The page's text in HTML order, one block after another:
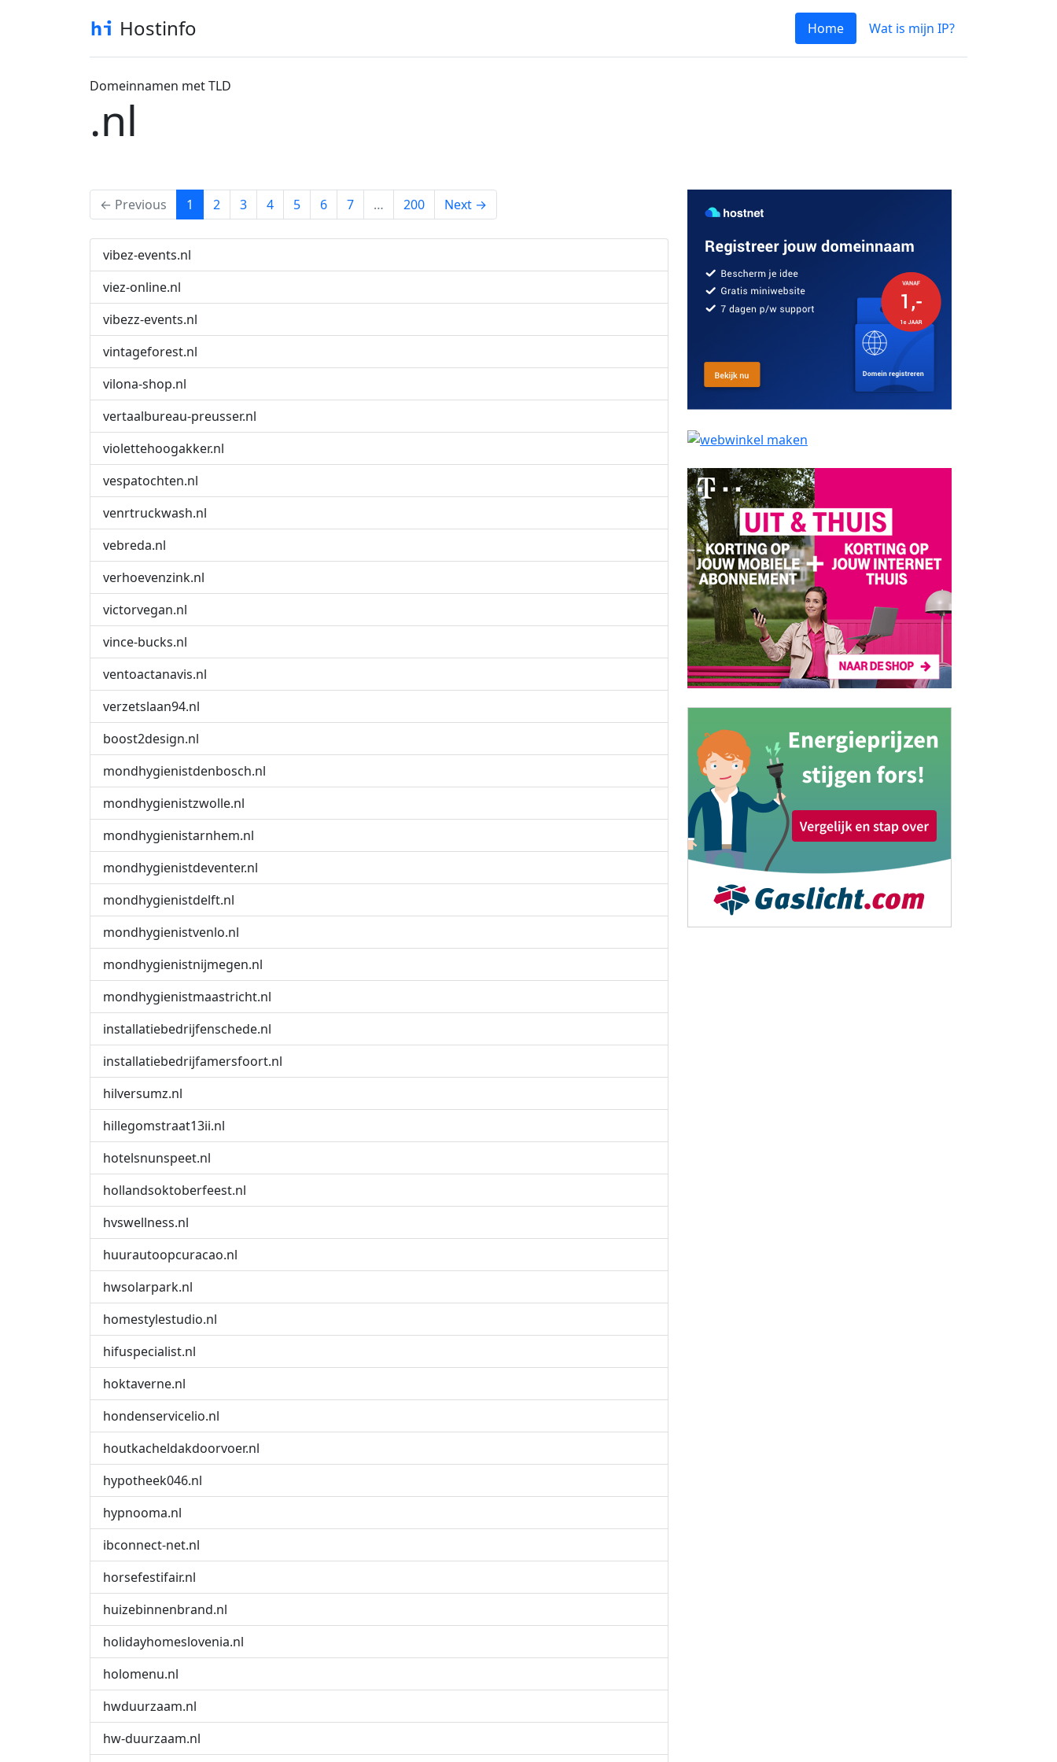
Hostinfo Home Wat is mijn IP?
Domeinnamen met TLD
.nl
← Previous 1 (current)
2 3 4 5 6 7 … 200 Next →
vibez-events.nl
viez-online.nl
vibezz-events.nl
vintageforest.nl
vilona-shop.nl
vertaalbureau-preusser.nl
violettehoogakker.nl
vespatochten.nl
venrtruckwash.nl
vebreda.nl
verhoevenzink.nl
victorvegan.nl
vince-bucks.nl
ventoactanavis.nl
verzetslaan94.nl
boost2design.nl
mondhygienistdenbosch‎.nl
mondhygienistzwolle‎.nl
mondhygienistarnhem‎.nl
mondhygienistdeventer‎.nl
mondhygienistdelft‎.nl
mondhygienistvenlo‎.nl
mondhygienistnijmegen‎.nl
mondhygienistmaastricht‎.nl
installatiebedrijfenschede‎.nl
installatiebedrijfamersfoort‎.nl
hilversumz.nl
hillegomstraat13ii.nl
hotelsnunspeet.nl
hollandsoktoberfeest.nl
hvswellness.nl
huurautoopcuracao.nl
hwsolarpark.nl
homestylestudio.nl
hifuspecialist.nl
hoktaverne.nl
hondenservicelio.nl
houtkacheldakdoorvoer.nl
hypotheek046.nl
hypnooma.nl
ibconnect-net.nl
horsefestifair.nl
huizebinnenbrand.nl
holidayhomeslovenia.nl
holomenu.nl
hwduurzaam.nl
hw-duurzaam.nl